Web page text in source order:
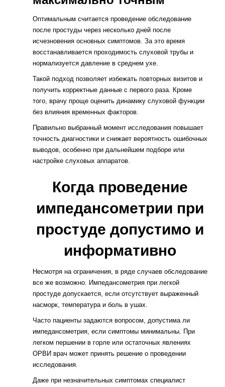
Оптимальным считается проведение обследование
после простуды через несколько дней после
исчезновения основных симптомов. За это время
восстанавливается проходимость слуховой трубы и
нормализуется давление в среднем ухе.
Такой подход позволяет избежать повторных визитов и
получить корректные данные с первого раза. Кроме
того, врачу проще оценить динамику слуховой функции
без влияния временных факторов.
Правильно выбранный момент исследования повышает
точность диагностики и снижает вероятность ошибочных
выводов, особенно при дальнейшем подборе или
настройке слуховых аппаратов.
Когда проведение
импедансометрии при
простуде допустимо и
информативно
Несмотря на ограничения, в ряде случаев обследование
все же возможно. Импедансометрия при легкой
простуде допускается, если отсутствует выраженный
насморк, температура и боль в ушах.
Часто пациенты задаются вопросом, допустима ли
импедансометрия, если симптомы минимальны. При
легком першении в горле или остаточных явлениях
ОРВИ врач может принять решение о проведении
исследования.
Даже при незначительных симптомах специалист